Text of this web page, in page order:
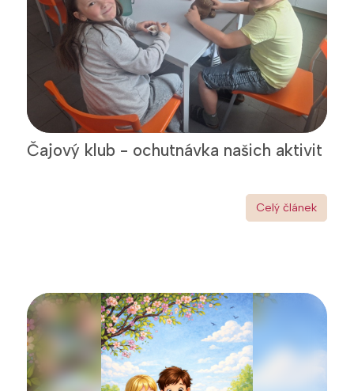
Čajový klub - ochutnávka našich aktivit
Celý článek